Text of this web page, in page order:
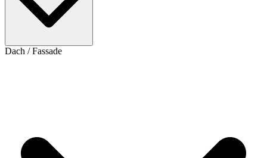
Dach / Fassade